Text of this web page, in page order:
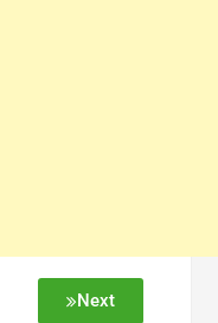
Next